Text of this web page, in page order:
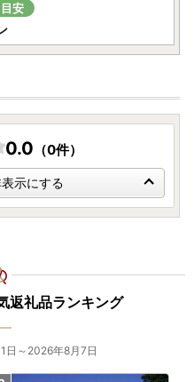
安
0.0 （0件）
示にする
返礼品ランキング
日～2026年8月7日